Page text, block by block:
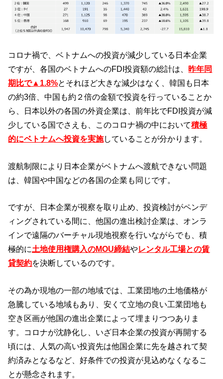
コロナ禍で、ベトナムへの投資が減少している日本企業
ですが、各国のベトナムへのFDI投資額の総計は、 昨年同
期比で▲1.8%とそれほど大きな減少はなく、韓国も日本
の約3倍、中国も約２倍の金額で投資を行っていることか
ら、日本以外の各国の外資企業は、前年比でFDI投資が減
少している国でさえも、このコロナ禍の中において積極
的にベトナムへ投資を実施していることが分かります。
渡航制限により日本企業がベトナムへ渡航できない問題
は、韓国や中国などの各国の企業も同じです。
ですが、日本企業が視察を取り止め、投資検討がペンデ
ィングされている間に、他国の進出検討企業は、オンラ
インで遠隔のバーチャル現地視察を行いながらでも、積
極的に土地使用権購入のMOU締結やレンタル工場との賃
貸契約を決断しているのです。
その為か現地の一部の地域では、工業団地の土地価格が
急騰している地域もあり、安くて立地の良い工業団地も
空き区画が他国の進出企業によって埋まりつつありま
す。コロナが沈静化し、いざ日本企業の投資が再開する
頃には、人気の高い投資先は他国企業に先を越されて契
約済みとなるなど、好条件での投資が見込めなくなるこ
とが懸念されます。